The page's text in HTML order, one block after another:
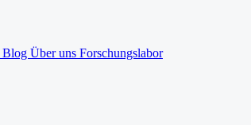
Blog Über uns Forschungslabor